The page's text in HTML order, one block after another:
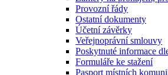
Provozní řády
Ostatní dokumenty
Účetní závěrky
Veřejnoprávní smlouvy
Poskytnuté informace
Formuláře ke stažení
Pasport místních